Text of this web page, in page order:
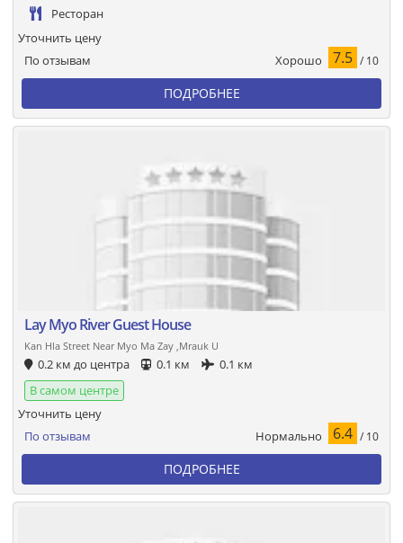
Ресторан
По отзывам Хорошо 7.5 / 10
Уточнить цену
ПОДРОБНЕЕ
Lay Myo River Guest House
Kan Hla Street Near Myo Ma Zay ,Mrauk U
0.2 км до центра 0.1 км
0.1 км
В самом центре
По отзывам Нормально 6.4 / 10
Уточнить цену
ПОДРОБНЕЕ